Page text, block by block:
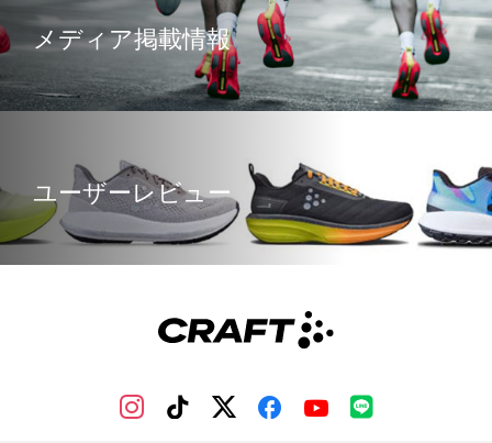
メディア掲載情報
ユーザーレビュー